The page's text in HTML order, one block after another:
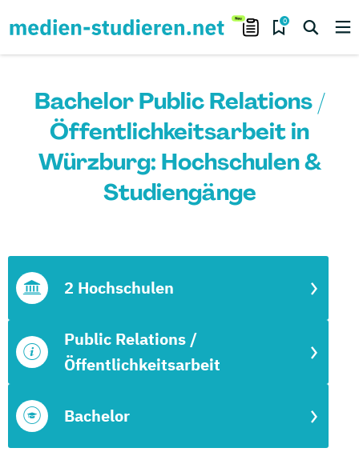
0
Bachelor Public Relations /
Öffentlichkeitsarbeit in
Würzburg: Hochschulen &
Studiengänge
Bachelor
Public Relations /
Öffentlichkeitsarbeit
2 Hochschulen